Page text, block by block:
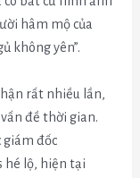
hâm mộ của
không yên”.
rất nhiều lần,
đề thời gian.
đốc
hé lộ, hiện tại